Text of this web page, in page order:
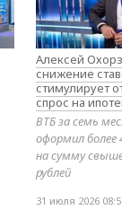
Алексей
снижение
стимулирует
спрос на
ВТБ за семь
оформил более
на сумму
рублей
31 июля 2026